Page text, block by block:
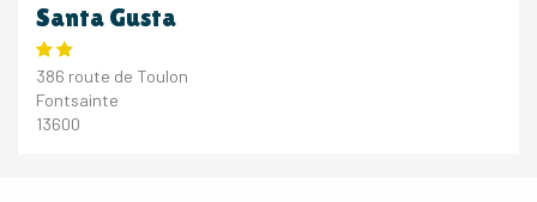
Santa Gusta
386 route de Toulon
Fontsainte
13600